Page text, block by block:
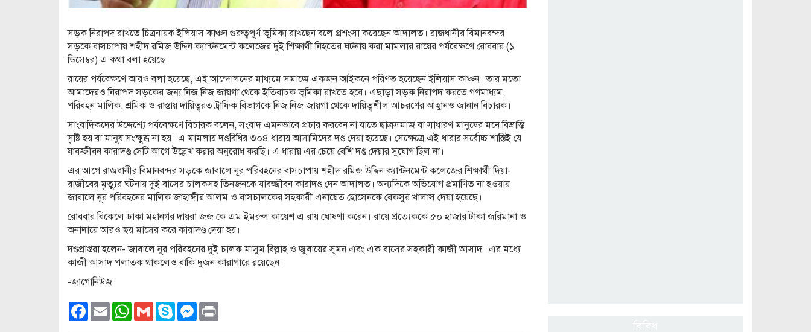
সড়ক নিরাপদ রাখতে চিত্রনায়ক ইলিয়াস কাঞ্চন গুরুত্বপূর্ণ ভূমিকা রাখছেন বলে প্রশংসা করেছেন আদালত। রাজধানীর বিমানবন্দর
সড়কে বাসচাপায় শহীদ রমিজ উদ্দিন ক্যান্টনমেন্ট কলেজের দুই শিক্ষার্থী নিহতের ঘটনায় করা মামলার রায়ের পর্যবেক্ষণে রোববার (১
ডিসেম্বর) এ কথা বলা হয়েছে।
রায়ের পর্যবেক্ষণে আরও বলা হয়েছে, এই আন্দোলনের মাধ্যমে সমাজে একজন আইকনে পরিণত হয়েছেন ইলিয়াস কাঞ্চন। তার মতো
আমাদেরও নিরাপদ সড়কের জন্য নিজ নিজ জায়গা থেকে ইতিবাচক ভূমিকা রাখতে হবে। এছাড়া সড়ক নিরাপদ করতে গণমাধ্যম,
পরিবহন মালিক, শ্রমিক ও রাস্তায় দায়িত্বরত ট্রাফিক বিভাগকে নিজ নিজ জায়গা থেকে দায়িত্বশীল আচরণের আহ্বানও জানান বিচারক।
সাংবাদিকদের উদ্দেশ্যে পর্যবেক্ষণে বিচারক বলেন, সংবাদ এমনভাবে প্রচার করবেন না যাতে ছাত্রসমাজ বা সাধারণ মানুষের মনে বিভ্রান্তি
সৃষ্টি হয় বা মানুষ সংক্ষুব্ধ না হয়। এ মামলায় দণ্ডবিধির ৩০৪ ধারায় আসামিদের দণ্ড দেয়া হয়েছে। সেক্ষেত্রে এই ধারার সর্বোচ্চ শাস্তিই যে
যাবজ্জীবন কারাদণ্ড সেটি আগে উল্লেখ করার অনুরোধ করছি। এ ধারায় এর চেয়ে বেশি দণ্ড দেয়ার সুযোগ ছিল না।
এর আগে রাজধানীর বিমানবন্দর সড়কে জাবালে নূর পরিবহনের বাসচাপায় শহীদ রমিজ উদ্দিন ক্যান্টনমেন্ট কলেজের শিক্ষার্থী দিয়া-
রাজীবের মৃত্যুর ঘটনায় দুই বাসের চালকসহ তিনজনকে যাবজ্জীবন কারাদণ্ড দেন আদালত। অন্যদিকে অভিযোগ প্রমাণিত না হওয়ায়
জাবালে নূর পরিবহনের মালিক জাহাঙ্গীর আলম ও বাসচালকের সহকারী এনায়েত হোসেনকে বেকসুর খালাস দেয়া হয়েছে।
রোববার বিকেলে ঢাকা মহানগর দায়রা জজ কে এম ইমরুল কায়েশ এ রায় ঘোষণা করেন। রায়ে প্রত্যেককে ৫০ হাজার টাকা জরিমানা ও
অনাদায়ে আরও ছয় মাসের করে কারাদণ্ড দেয়া হয়।
দণ্ডপ্রাপ্তরা হলেন- জাবালে নূর পরিবহনের দুই চালক মাসুম বিল্লাহ ও জুবায়ের সুমন এবং এক বাসের সহকারী কাজী আসাদ। এর মধ্যে
কাজী আসাদ পলাতক থাকলেও বাকি দুজন কারাগারে রয়েছেন।
-জাগোনিউজ
Facebook
Email WhatsApp
Gmail SkypeMessenger